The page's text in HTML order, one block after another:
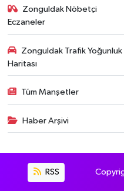
Zonguldak Nöbetçi
Eczaneler
Zonguldak Trafik Yoğunluk
Haritası
Tüm Manşetler
Haber Arşivi
RSS